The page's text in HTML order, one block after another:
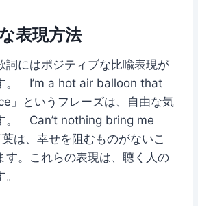
表現方法
詞にはポジティブな比喩表現が
。「I’m a hot air balloon that
」というフレーズは、自由な気
。「Can’t nothing bring me
は、幸せを阻むものがないこ
す。これらの表現は、聴く人の